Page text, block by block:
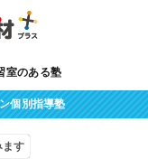
室のある塾
個別指導塾
す